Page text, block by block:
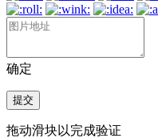
确定
提交
拖动滑块以完成验证